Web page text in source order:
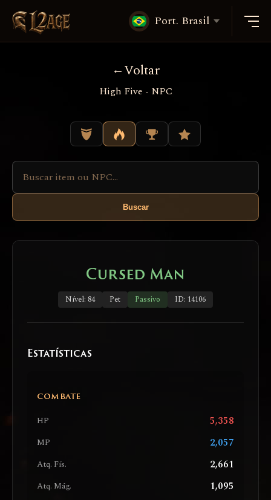
Port. Brasil
Voltar
High Five - NPC
Buscar
Cursed Man
Nível: 84 Pet Passivo ID: 14106
Estatísticas
COMBATE
HP 5,358
MP 2,057
Atq. Fís. 2,661
Atq. Mág. 1,095